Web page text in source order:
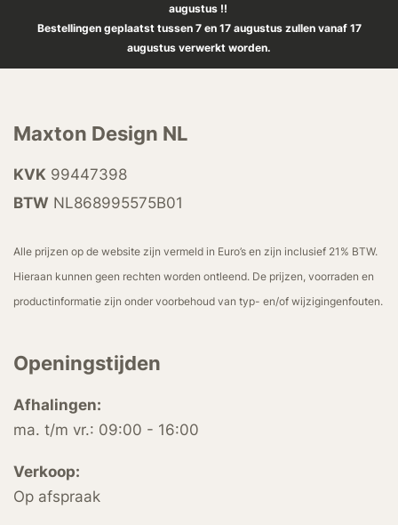
augustus !!
Bestellingen geplaatst tussen 7 en 17 augustus zullen vanaf 17
augustus verwerkt worden.
Maxton Design NL
KVK 99447398
BTW NL868995575B01
Alle prijzen op de website zijn vermeld in Euro’s en zijn inclusief 21% BTW.
Hieraan kunnen geen rechten worden ontleend. De prijzen, voorraden en
productinformatie zijn onder voorbehoud van typ- en/of wijzigingenfouten.
Openingstijden
Afhalingen:
ma. t/m vr.: 09:00 - 16:00
Verkoop:
Op afspraak